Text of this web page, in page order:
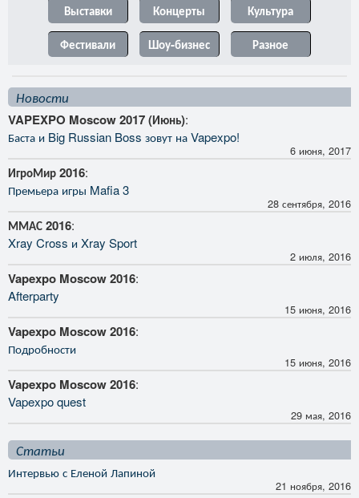
Выставки Концерты
Культура
Фестивали
Шоу-бизнес Разное
Новости
VAPEXPO Moscow 2017 (Июнь):
Баста и Big Russian Boss зовут на Vapexpo!
6 июня, 2017
ИгроМир 2016:
Премьера игры Mafia 3
28 сентября, 2016
ММАС 2016:
Xray Cross и Xray Sport
2 июля, 2016
Vapexpo Moscow 2016:
Afterparty
15 июня, 2016
Vapexpo Moscow 2016:
Подробности
15 июня, 2016
Vapexpo Moscow 2016:
Vapexpo quest
29 мая, 2016
Статьи
Интервью с Еленой Лапиной
21 ноября, 2016